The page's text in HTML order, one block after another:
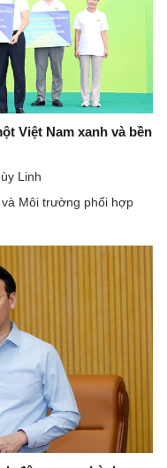
Việt Nam xanh và bền
Linh
Môi trường phối hợp